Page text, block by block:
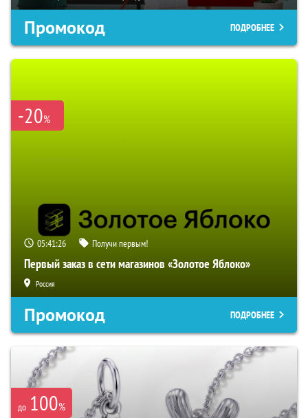
Промокод ПОДРОБНЕЕ
-20%
05:41:25 Получи первым!
Первый заказ в сети магазинов «Золотое Яблоко»
Россия
Промокод ПОДРОБНЕЕ
до 100%